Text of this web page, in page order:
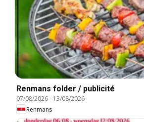
Renmans folder / publicité
07/08/2026- 13/08/2026
Renmans